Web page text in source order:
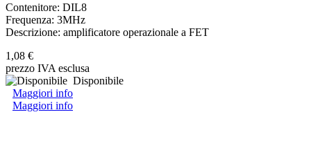
Contenitore: DIL8
Frequenza: 3MHz
Descrizione: amplificatore operazionale a FET
1,08 €
prezzo IVA esclusa
Disponibile
Maggiori info
Maggiori info